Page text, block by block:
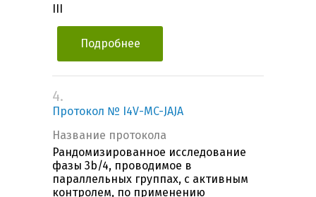
Подробнее
4.
Протокол № I4V-MC-JAJA
Название протокола
Рандомизированное исследование
фазы 3b/4, проводимое в
параллельных группах, с активным
контролем, по применению